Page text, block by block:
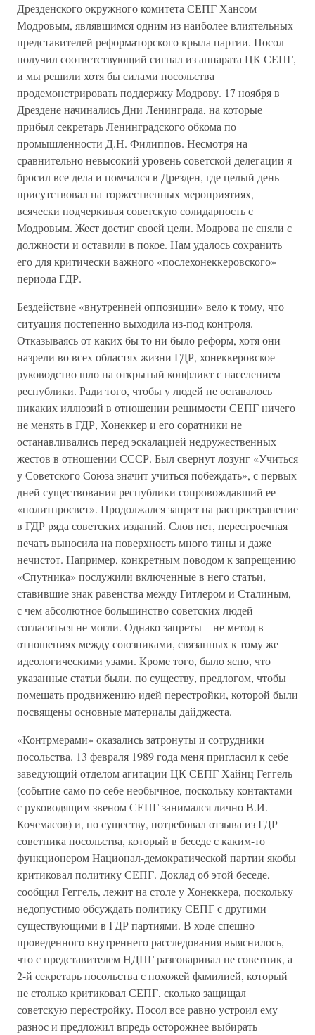
Дрезденского окружного комитета СЕПГ Хансом
Модровым, являвшимся одним из наиболее влиятельных
представителей реформаторского крыла партии. Посол
получил соответствующий сигнал из аппарата ЦК СЕПГ,
и мы решили хотя бы силами посольства
продемонстрировать поддержку Модрову. 17 ноября в
Дрездене начинались Дни Ленинграда, на которые
прибыл секретарь Ленинградского обкома по
промышленности Д.Н. Филиппов. Несмотря на
сравнительно невысокий уровень советской делегации я
бросил все дела и помчался в Дрезден, где целый день
присутствовал на торжественных мероприятиях,
всячески подчеркивая советскую солидарность с
Модровым. Жест достиг своей цели. Модрова не сняли с
должности и оставили в покое. Нам удалось сохранить
его для критически важного «послехонеккеровского»
периода ГДР.
Бездействие «внутренней оппозиции» вело к тому, что
ситуация постепенно выходила из-под контроля.
Отказываясь от каких бы то ни было реформ, хотя они
назрели во всех областях жизни ГДР, хонеккеровское
руководство шло на открытый конфликт с населением
республики. Ради того, чтобы у людей не оставалось
никаких иллюзий в отношении решимости СЕПГ ничего
не менять в ГДР, Хонеккер и его соратники не
останавливались перед эскалацией недружественных
жестов в отношении СССР. Был свернут лозунг «Учиться
у Советского Союза значит учиться побеждать», с первых
дней существования республики сопровождавший ее
«политпросвет». Продолжался запрет на распространение
в ГДР ряда советских изданий. Слов нет, перестроечная
печать выносила на поверхность много тины и даже
нечистот. Например, конкретным поводом к запрещению
«Спутника» послужили включенные в него статьи,
ставившие знак равенства между Гитлером и Сталиным,
с чем абсолютное большинство советских людей
согласиться не могли. Однако запреты – не метод в
отношениях между союзниками, связанных к тому же
идеологическими узами. Кроме того, было ясно, что
указанные статьи были, по существу, предлогом, чтобы
помешать продвижению идей перестройки, которой были
посвящены основные материалы дайджеста.
«Контрмерами» оказались затронуты и сотрудники
посольства. 13 февраля 1989 года меня пригласил к себе
заведующий отделом агитации ЦК СЕПГ Хайнц Геггель
(событие само по себе необычное, поскольку контактами
с руководящим звеном СЕПГ занимался лично В.И.
Кочемасов) и, по существу, потребовал отзыва из ГДР
советника посольства, который в беседе с каким-то
функционером Национал-демократической партии якобы
критиковал политику СЕПГ. Доклад об этой беседе,
сообщил Геггель, лежит на столе у Хонеккера, поскольку
недопустимо обсуждать политику СЕПГ с другими
существующими в ГДР партиями. В ходе спешно
проведенного внутреннего расследования выяснилось,
что с представителем НДПГ разговаривал не советник, а
2-й секретарь посольства с похожей фамилией, который
не столько критиковал СЕПГ, сколько защищал
советскую перестройку. Посол все равно устроил ему
разнос и предложил впредь осторожнее выбирать